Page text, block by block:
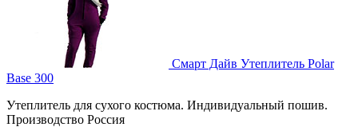
Смарт Дайв Утеплитель Polar
Base 300
Утеплитель для сухого костюма. Индивидуальный пошив.
Производство Россия